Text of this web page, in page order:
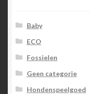
Baby
ECO
Fossielen
Geen categorie
Hondenspeelgoed